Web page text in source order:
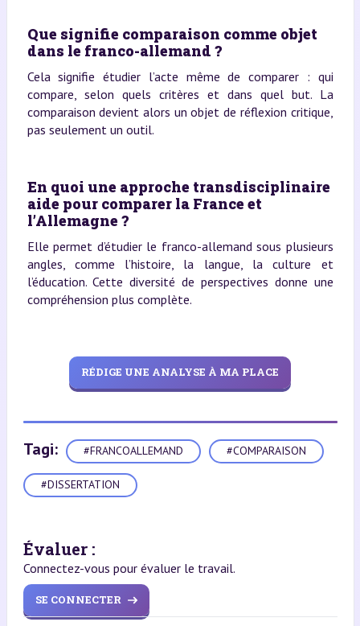
Que signifie comparaison comme objet
dans le franco-allemand ?
Cela signifie étudier l’acte même de comparer : qui
compare, selon quels critères et dans quel but. La
comparaison devient alors un objet de réflexion critique,
pas seulement un outil.
En quoi une approche transdisciplinaire
aide pour comparer la France et
l’Allemagne ?
Elle permet d’étudier le franco-allemand sous plusieurs
angles, comme l’histoire, la langue, la culture et
l’éducation. Cette diversité de perspectives donne une
compréhension plus complète.
RÉDIGE UNE ANALYSE À MA PLACE
Tagi: #FRANCOALLEMAND #COMPARAISON
#DISSERTATION
Évaluer :
Connectez-vous pour évaluer le travail.
SE CONNECTER